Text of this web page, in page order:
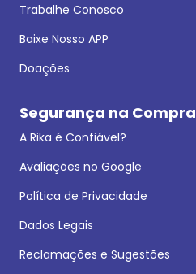
Trabalhe Conosco
Baixe Nosso APP
Doações
Segurança na Compra
A Rika é Confiável?
Avaliações no Google
Política de Privacidade
Dados Legais
Reclamações e Sugestões